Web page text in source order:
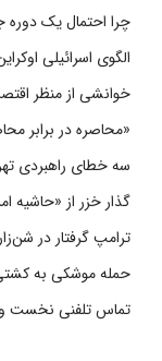
چرا احتمال یک دوره
الگوی اسرائیلی
خوانشی از منظر
«محاصره در برابر
سه خطای راهبردی
گذار خزر از «حاشیه
ترامپ گرفتار در
حمله موشکی به کشتی
تماس تلفنی نخست